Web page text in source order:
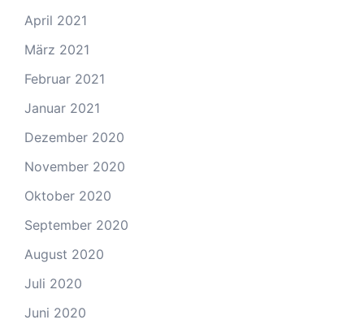
April 2021
März 2021
Februar 2021
Januar 2021
Dezember 2020
November 2020
Oktober 2020
September 2020
August 2020
Juli 2020
Juni 2020